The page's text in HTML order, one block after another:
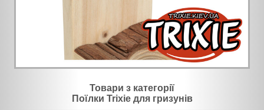
Товари з категорії
Поїлки Trixie для гризунів